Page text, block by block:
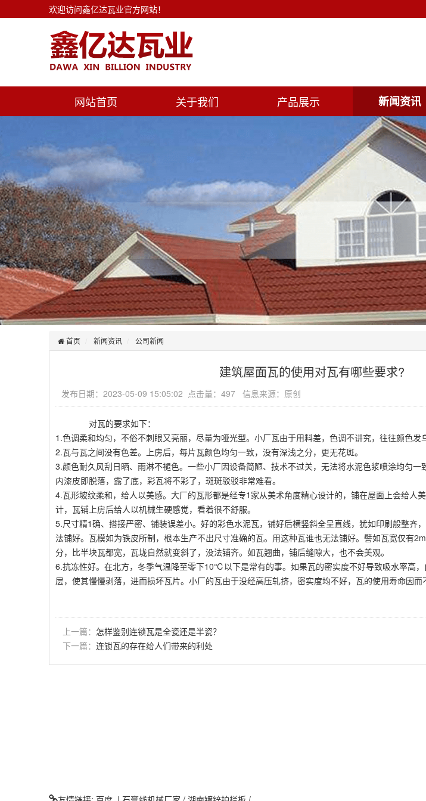
欢迎访问鑫亿达瓦业官方网站！
网站首页 关于我们 产品展示 新闻资讯
首页 新闻资讯 公司新闻
建筑屋面瓦的使用对瓦有哪些要求?
发布日期：2023-05-09 15:05:02 点击量：497 信息来源：原创
对瓦的要求如下：
1.色调柔和均匀，不俗不刺眼又亮丽，尽量为哑光型。小厂瓦由于用料差，色调不讲究，往往颜色发
2.瓦与瓦之间没有色差。上房后，每片瓦颜色均匀一致，没有深浅之分，更无花斑。
3.颜色耐久风刮日晒、雨淋不褪色。一些小厂因设备简陋、技术不过关，无法将水泥色浆喷涂均匀
内漆皮即脱落，露了底，彩瓦将不彩了，斑斑驳驳非常难看。
4.瓦形坡纹柔和，给人以美感。大厂的瓦形都是经专1家从美术角度精心设计的，铺在屋面上会给人
计，瓦铺上房后给人以机械生硬感觉，看着很不舒服。
5.尺寸精1确、搭接严密、铺装误差小。好的彩色水泥瓦，铺好后横竖斜全呈直线，犹如印刷般整齐
法铺好。瓦模如为铁皮所制，根本生产不出尺寸准确的瓦。用这种瓦谁也无法铺好。譬如瓦宽仅有
分，比半块瓦都宽，瓦垅自然就变斜了，没法铺齐。如瓦翘曲，铺后缝隙大，也不会美观。
6.抗冻性好。在北方，冬季气温降至零下10℃以下是常有的事。如果瓦的密实度不好导致吸水率高
层，使其慢慢剥落，进而损坏瓦片。小厂的瓦由于没经高压轧挤，密实度均不好，瓦的使用寿命因而
上一篇： 怎样鉴别连锁瓦是全瓷还是半瓷？
下一篇： 连锁瓦的存在给人们带来的利处